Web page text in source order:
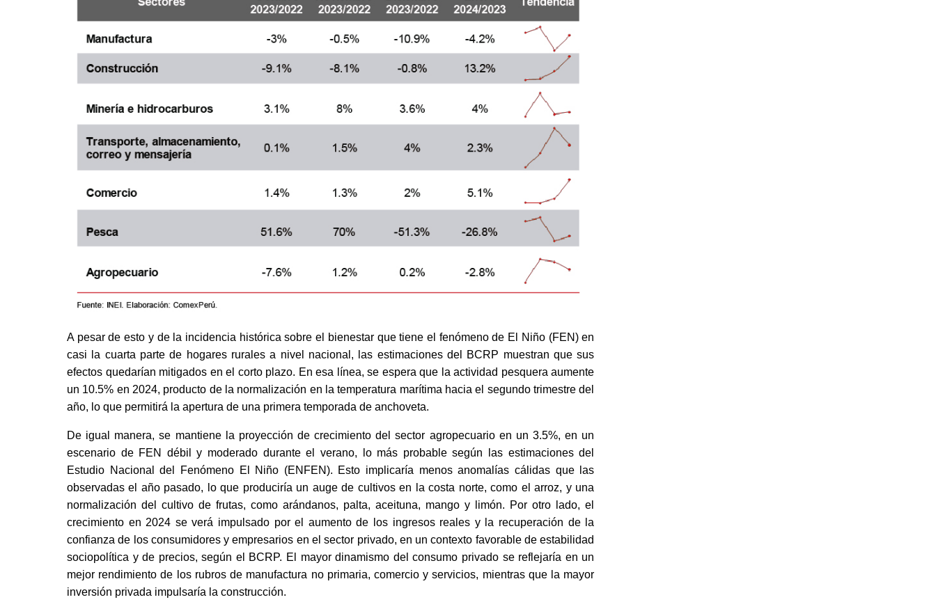
A pesar de esto y de la incidencia histórica sobre el bienestar que tiene el fenómeno de El Niño (FEN) en
casi la cuarta parte de hogares rurales a nivel nacional, las estimaciones del BCRP muestran que sus
efectos quedarían mitigados en el corto plazo. En esa línea, se espera que la actividad pesquera aumente
un 10.5% en 2024, producto de la normalización en la temperatura marítima hacia el segundo trimestre del
año, lo que permitirá la apertura de una primera temporada de anchoveta.
De igual manera, se mantiene la proyección de crecimiento del sector agropecuario en un 3.5%, en un
escenario de FEN débil y moderado durante el verano, lo más probable según las estimaciones del
Estudio Nacional del Fenómeno El Niño (ENFEN). Esto implicaría menos anomalías cálidas que las
observadas el año pasado, lo que produciría un auge de cultivos en la costa norte, como el arroz, y una
normalización del cultivo de frutas, como arándanos, palta, aceituna, mango y limón. Por otro lado, el
crecimiento en 2024 se verá impulsado por el aumento de los ingresos reales y la recuperación de la
confianza de los consumidores y empresarios en el sector privado, en un contexto favorable de estabilidad
sociopolítica y de precios, según el BCRP. El mayor dinamismo del consumo privado se reflejaría en un
mejor rendimiento de los rubros de manufactura no primaria, comercio y servicios, mientras que la mayor
inversión privada impulsaría la construcción.